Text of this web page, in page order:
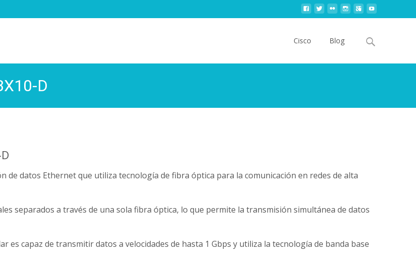
Cisco Blog
Search
D
de datos Ethernet que utiliza tecnología de fibra óptica para la comunicación en redes de alta
separados a través de una sola fibra óptica, lo que permite la transmisión simultánea de datos
es capaz de transmitir datos a velocidades de hasta 1 Gbps y utiliza la tecnología de banda base